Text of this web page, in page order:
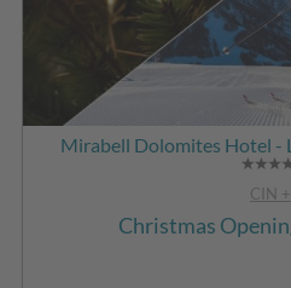
Mirabell Dolomites Hotel -
CIN +
Christmas